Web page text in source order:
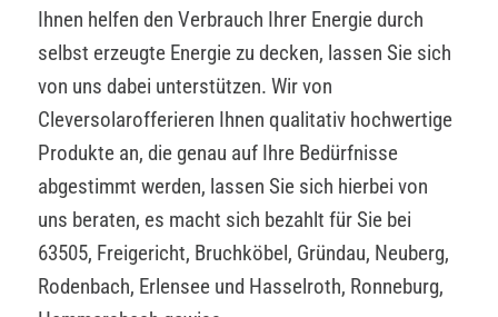
Ihnen helfen den Verbrauch Ihrer Energie durch
selbst erzeugte Energie zu decken, lassen Sie sich
von uns dabei unterstützen. Wir von
Cleversolarofferieren Ihnen qualitativ hochwertige
Produkte an, die genau auf Ihre Bedürfnisse
abgestimmt werden, lassen Sie sich hierbei von
uns beraten, es macht sich bezahlt für Sie bei
63505, Freigericht, Bruchköbel, Gründau, Neuberg,
Rodenbach, Erlensee und Hasselroth, Ronneburg,